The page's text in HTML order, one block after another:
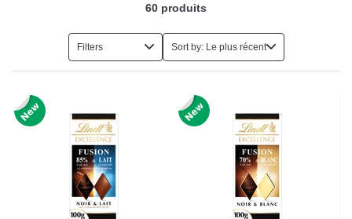
60 produits
Filters Sort by: Le plus récent